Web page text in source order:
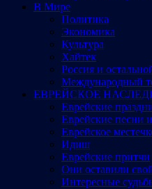
В Мире
Политика
Экономика
Культура
Хайтек
Россия и
Международный
ЕВРЕЙСКОЕ
Еврейские
Еврейские песни
Еврейское
Идиш
Еврейские притчи
Они оставили
Интересные